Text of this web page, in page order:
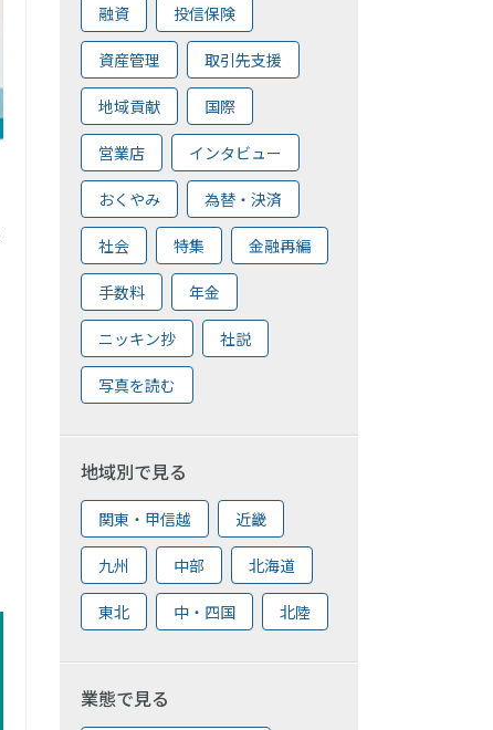
融資 投信保険
資産管理 取引先支援
地域貢献 国際
営業店 インタビュー
おくやみ 為替・決済
社会 特集 金融再編
手数料 年金
ニッキン抄 社説
写真を読む
地域別で見る
関東・甲信越 近畿
九州 中部 北海道
東北 中・四国 北陸
業態で見る